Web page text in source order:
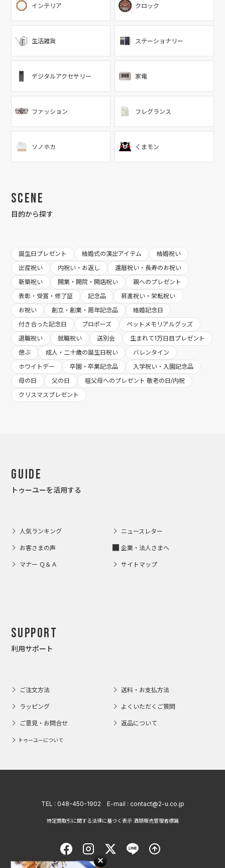
インテリア クロック
生活雑貨 ステーショナリー
デジタルアクセサリー 家電
ファッション フレグランス
ソノホカ くまモン
Scene
目的から探す
誕生日プレゼント 結婚式の演出アイテム
結婚祝い
出産祝い
内祝い・お返し
還暦祝い・長寿のお祝い
新築祝い
開業・開院・開店祝い
親へのプレゼント
表彰・受賞・修了証
記念品
昇進祝い・栄転祝い
お祝い
創立・創業・周年記念品
結婚記念日
付き合った記念日
プロポーズ
ペットメモリアルグッズ
退職祝い
就職祝い 送別会
生まれて1万日目プレゼント
偲ぶ
成人・二十歳の誕生日祝い
バレンタイン
ホワイトデー
卒園・卒業記念品
入学祝い・入園記念品
母の日
父の日
祖父母へのプレゼント 敬老の日/内祝
クリスマスプレゼント
Guide
トゥーユーを活用する
人気ランキング ニュースレター
お客さまの声 企業・法人さまへ
マナー Ｑ＆Ａ サイトマップ
Support
利用サポート
ご注文方法 送料・お支払方法
ラッピング よくいただくご質問
ご意見・お問合せ 返品について
トゥーユーについて
TEL : 048-450-1902 E-mail : contact@2-u.co.jp
特定商取引に関する法律に基づく表示 酒類販売管理者標識